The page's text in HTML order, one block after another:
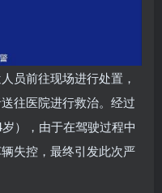
员前往现场进行处置，
往医院进行救治。经过
），由于在驾驶过程中
失控，最终引发此次严